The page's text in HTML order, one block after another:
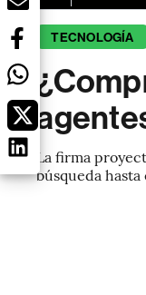
TECNOLOGÍA
La firma
búsqueda